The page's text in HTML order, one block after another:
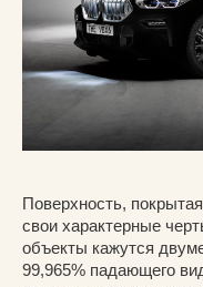
Поверхность,
свои характерные
объекты кажутся
99,965% падающего